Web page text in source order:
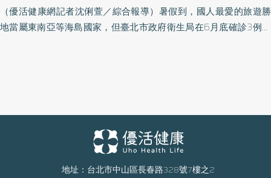
（優活健康網記者沈俐萱／綜合報導）暑假到，國人最愛的旅遊勝
地當屬東南亞等海島國家，但臺北市政府衛生局在6月底確診3例曾
食被病人或帶菌者糞便污染的食物或飲水而感染，症狀包括程度不
等的腹瀉、發燒、噁心、嘔吐、痙攣及裏急後重(有想要排便的感覺
可是又解不出來的情形)、血便、粘液便等，但部分民眾呈無症狀帶
地址：台北市中山區長春路328號7樓之2